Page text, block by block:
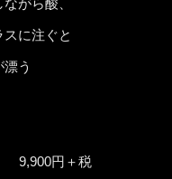
がら酸、
に注ぐと
う
9,900円＋税